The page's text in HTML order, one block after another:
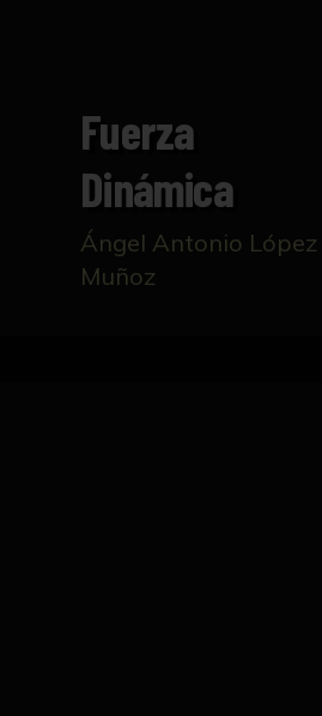
Fuerza
Dinámica
Ángel Antonio López
Muñoz